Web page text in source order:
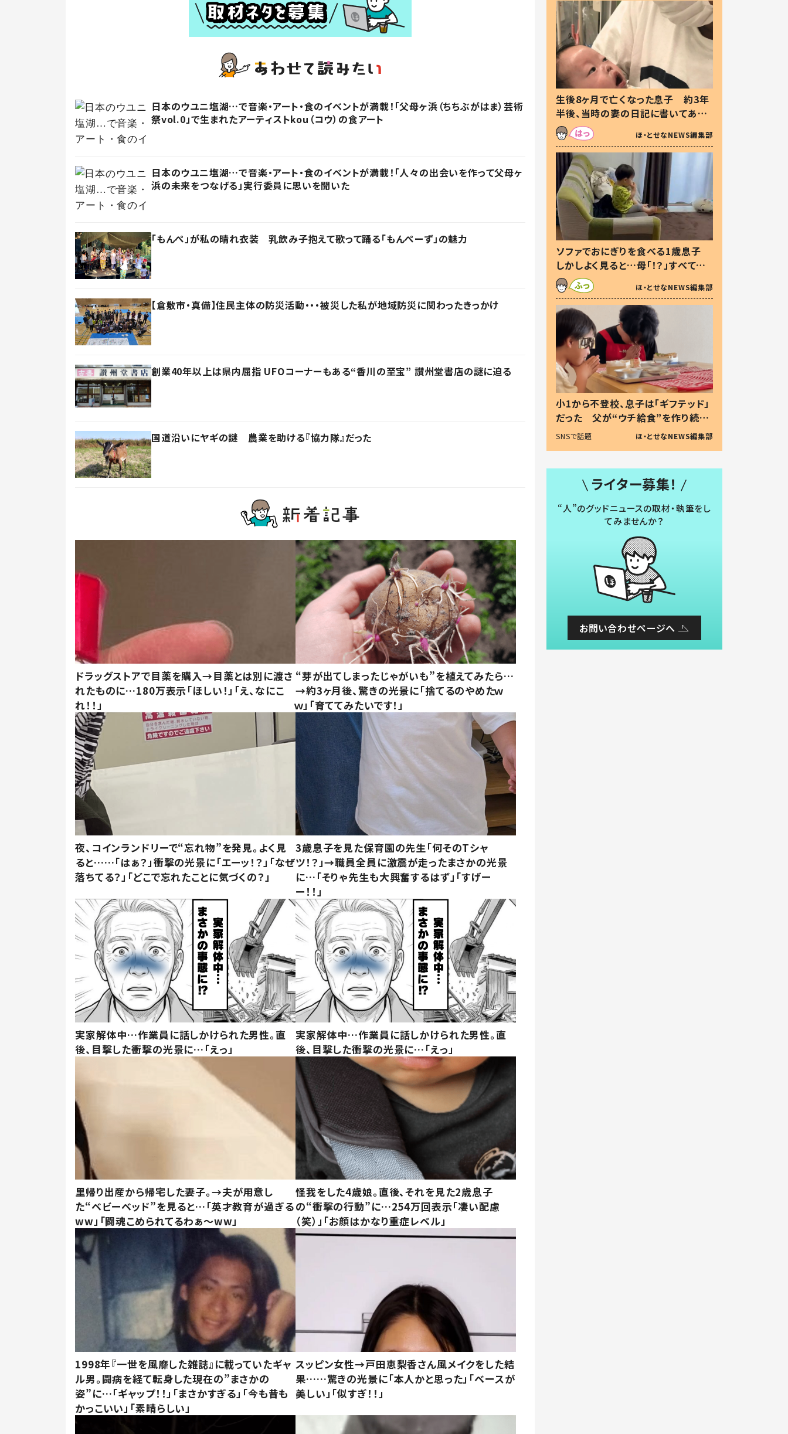
日本のウユニ塩湖…で音楽・アート・食のイベントが満載！「父母ヶ浜（ちちぶがはま）芸術
祭vol.0」で生まれたアーティストkou（コウ）の食アート
日本のウユニ塩湖…で音楽・アート・食のイベントが満載！「人々の出会いを作って父母ヶ
浜の未来をつなげる」実行委員に思いを聞いた
「もんぺ」が私の晴れ衣装 乳飲み子抱えて歌って踊る「もんぺーず」の魅力
【倉敷市・真備】住民主体の防災活動・・・被災した私が地域防災に関わったきっかけ
創業40年以上は県内屈指 UFOコーナーもある“香川の至宝” 讃州堂書店の謎に迫る
国道沿いにヤギの謎 農業を助ける『協力隊』だった
ドラッグストアで目薬を購入→目薬とは別に渡さ
れたものに…180万表示「ほしい！」「え、なにこ
れ！！」
“芽が出てしまったじゃがいも”を植えてみたら…
→約3ヶ月後、驚きの光景に「捨てるのやめたｗ
ｗ」「育ててみたいです！」
夜、コインランドリーで“忘れ物”を発見。よく見
ると……「はぁ？」衝撃の光景に「エーッ！？」「なぜ
落ちてる？」「どこで忘れたことに気づくの？」
3歳息子を見た保育園の先生「何そのTシャ
ツ！？」→職員全員に激震が走ったまさかの光景
に…「そりゃ先生も大興奮するはず」「すげー
ー！！」
実家解体中…作業員に話しかけられた男性。直
後、目撃した衝撃の光景に…「えっ」
実家解体中…作業員に話しかけられた男性。直
後、目撃した衝撃の光景に…「えっ」
里帰り出産から帰宅した妻子。→夫が用意し
た“ベビーベッド”を見ると…「英才教育が過ぎる
ww」「闘魂こめられてるわぁ～ww」
怪我をした4歳娘。直後、それを見た2歳息子
の“衝撃の行動”に…254万回表示「凄い配慮
（笑）」「お顔はかなり重症レベル」
1998年『一世を風靡した雑誌』に載っていたギャ
ル男。闘病を経て転身した現在の”まさかの
姿”に…「ギャップ！！」「まさかすぎる」「今も昔も
かっこいい」「素晴らしい」
スッピン女性→戸田恵梨香さん風メイクをした結
果……驚きの光景に「本人かと思った」「ベースが
美しい」「似すぎ！！」
生後8ヶ月で亡くなった息子 約3年
半後、当時の妻の日記に書いてあっ
た本音とは
ほ・とせなNEWS編集部
ソファでおにぎりを食べる1歳息子
しかしよく見ると…母「！？」すべてを
察した母の投稿に「可愛いから許
す！」「現行犯〜」
ほ・とせなNEWS編集部
小1から不登校、息子は「ギフテッド」
だった 父が“ウチ給食”を作り続け
る理由とは #令和の親 #令和の子
SNSで話題 ほ・とせなNEWS編集部
ライター募集！
“人”のグッドニュースの取材・執筆をし
てみませんか？
お問い合わせページへ